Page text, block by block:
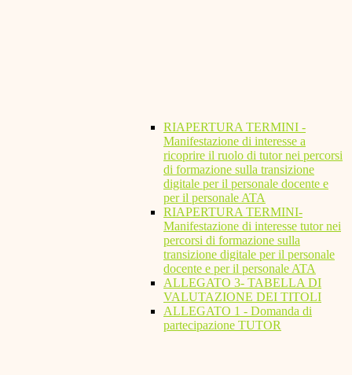
RIAPERTURA TERMINI -
Manifestazione di interesse a
ricoprire il ruolo di tutor nei percorsi
di formazione sulla transizione
digitale per il personale docente e
per il personale ATA
RIAPERTURA TERMINI-
Manifestazione di interesse tutor nei
percorsi di formazione sulla
transizione digitale per il personale
docente e per il personale ATA
ALLEGATO 3- TABELLA DI
VALUTAZIONE DEI TITOLI
ALLEGATO 1 - Domanda di
partecipazione TUTOR